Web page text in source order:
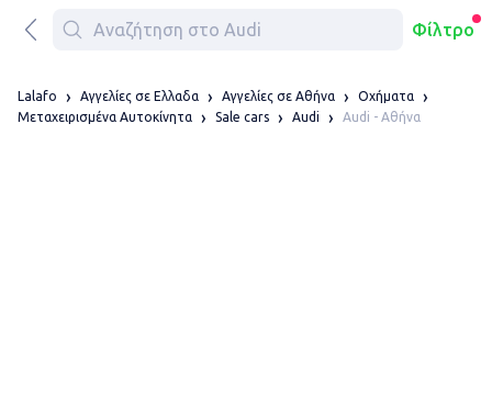
Φίλτρο
Lalafo Αγγελίες σε Ελλαδα Αγγελίες σε Αθήνα
Οχήματα
Μεταχειρισμένα Αυτοκίνητα
Sale cars Audi Audi - Αθήνα